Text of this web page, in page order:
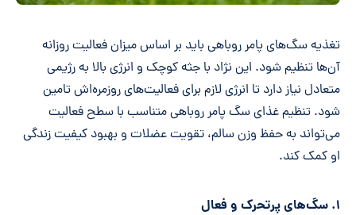
تغذیه سگ‌های پامر روباهی باید بر اساس میزان فعالیت روزانه
آن‌ها تنظیم شود. این نژاد با جثه کوچک و انرژی بالا به رژیمی
متعادل نیاز دارد تا انرژی لازم برای فعالیت‌های روزمره‌اش تامین
شود. تنظیم غذای سگ پامر روباهی متناسب با سطح فعالیت
می‌تواند به حفظ وزن سالم، تقویت عضلات و بهبود کیفیت زندگی
او کمک کند.
۱. سگ‌های پرتحرک و فعال